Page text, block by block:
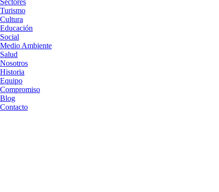
Sectores
Turismo
Cultura
Educación
Social
Medio Ambiente
Salud
Nosotros
Historia
Equipo
Compromiso
Blog
Contacto